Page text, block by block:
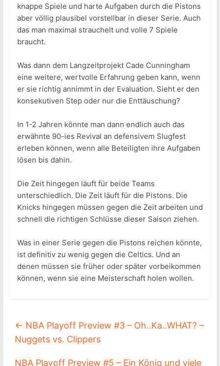
knappe Spiele und harte Aufgaben durch die Pistons
aber völlig plausibel vorstellbar in dieser Serie. Auch
das man maximal strauchelt und volle 7 Spiele
braucht.
Was dann dem Langzeitprojekt Cade Cunningham
eine weitere, wertvolle Erfahrung geben kann, wenn
er sie richtig annimmt in der Evaluation. Sieht er den
konsekutiven Step oder nur die Enttäuschung?
In 1-2 Jahren könnte man dann endlich auch das
erwähnte 90-ies Revival an defensivem Slugfest
erleben können, wenn alle Beteiligten ihre Aufgaben
lösen bis dahin.
Die Zeit hingegen läuft für beide Teams
unterschiedlich. Die Zeit läuft für die Pistons. Die
Knicks hingegen müssen gegen die Zeit arbeiten und
schnell die richtigen Schlüsse dieser Saison ziehen.
Was in einer Serie gegen die Pistons reichen könnte,
ist definitiv zu wenig gegen die Celtics. Und an
denen müssen sie früher oder später vorbeikommen
können, wenn sie eine Meisterschaft holen wollen.
← NBA Playoff Preview #3 – Oh..Ka..WHAT? –
Nuggets vs. Clippers
NBA Playoff Preview #5 – Ein König und viele